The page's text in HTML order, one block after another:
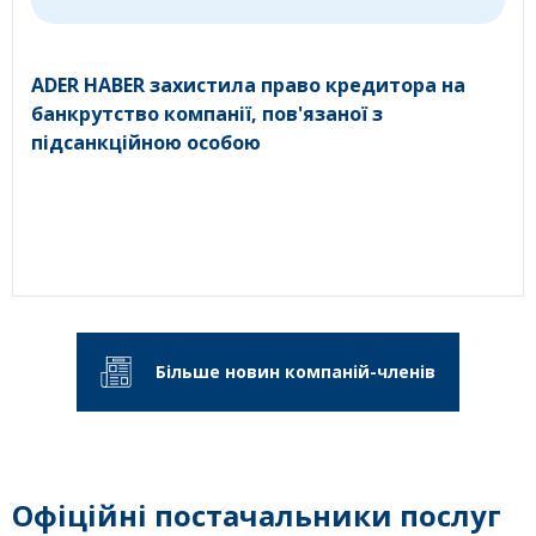
ADER HABER захистила право кредитора на
банкрутство компанії, пов'язаної з
підсанкційною особою
Більше новин компаній-членів
Офіційні постачальники послуг